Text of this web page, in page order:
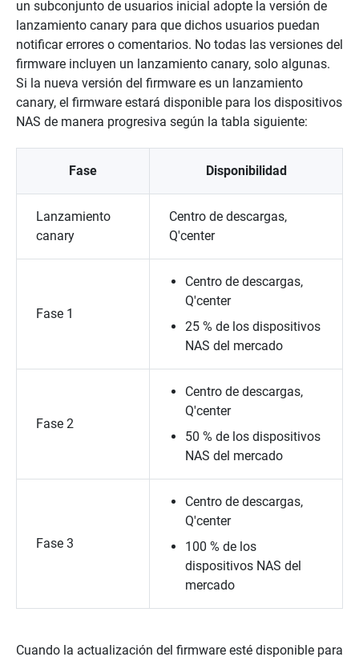
un subconjunto de usuarios inicial adopte la versión de
lanzamiento canary para que dichos usuarios puedan
notificar errores o comentarios. No todas las versiones del
firmware incluyen un lanzamiento canary, solo algunas.
Si la nueva versión del firmware es un lanzamiento
canary, el firmware estará disponible para los dispositivos
NAS de manera progresiva según la tabla siguiente:
Fase Disponibilidad
Lanzamiento
canary
Centro de descargas,
Q'center
Fase 1
Centro de descargas,
Q'center
25 % de los dispositivos
NAS del mercado
Fase 2
Centro de descargas,
Q'center
50 % de los dispositivos
NAS del mercado
Fase 3
Centro de descargas,
Q'center
100 % de los
dispositivos NAS del
mercado
Cuando la actualización del firmware esté disponible para